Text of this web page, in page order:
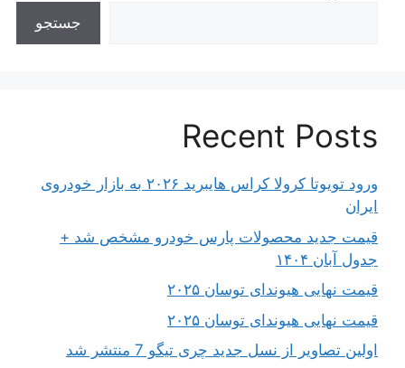
جستجو
Recent Posts
ورود تویوتا کرولا کراس هایبرید ۲۰۲۶ به بازار خودروی
ایران
قیمت جدید محصولات پارس خودرو مشخص شد +
جدول آبان ۱۴۰۴
قیمت نهایی هیوندای توسان ۲۰۲۵
قیمت نهایی هیوندای توسان ۲۰۲۵
اولین تصاویر از نسل جدید چری تیگو 7 منتشر شد